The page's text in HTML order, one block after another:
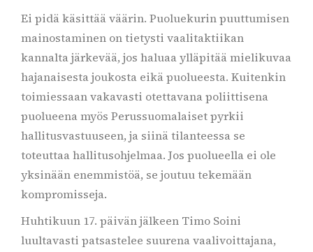
Ei pidä käsittää väärin. Puoluekurin puuttumisen
mainostaminen on tietysti vaalitaktiikan
kannalta järkevää, jos haluaa ylläpitää mielikuvaa
hajanaisesta joukosta eikä puolueesta. Kuitenkin
toimiessaan vakavasti otettavana poliittisena
puolueena myös Perussuomalaiset pyrkii
hallitusvastuuseen, ja siinä tilanteessa se
toteuttaa hallitusohjelmaa. Jos puolueella ei ole
yksinään enemmistöä, se joutuu tekemään
kompromisseja.
Huhtikuun 17. päivän jälkeen Timo Soini
luultavasti patsastelee suurena vaalivoittajana,